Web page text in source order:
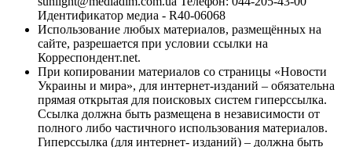
Идентификатор медиа - R40-06068
Использование любых материалов, размещённых на
сайте, разрешается при условии ссылки на
Корреспондент.net.
При копировании материалов со страницы «Новости
Украины и мира», для интернет-изданий – обязательна
прямая открытая для поисковых систем гиперссылка.
Ссылка должна быть размещена в независимости от
полного либо частичного использования материалов.
Гиперссылка (для интернет- изданий) – должна быть